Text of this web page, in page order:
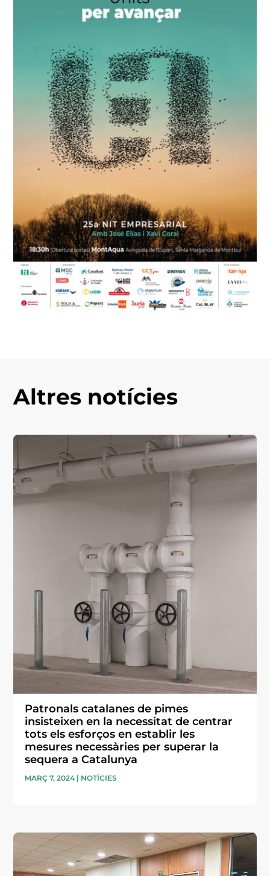
Altres notícies
Patronals catalanes de pimes
insisteixen en la necessitat de centrar
tots els esforços en establir les
mesures necessàries per superar la
sequera a Catalunya
MARÇ 7, 2024 | NOTÍCIES